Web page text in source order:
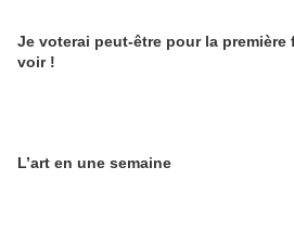
Je voterai peut-être pour la
voir !
L’art en une semaine